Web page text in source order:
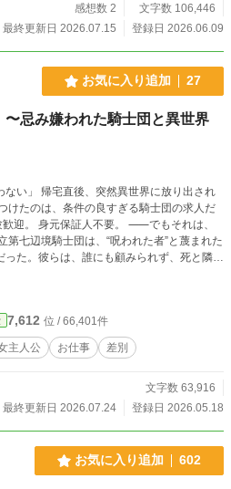
感想数 2
文字数 106,446
最終更新日 2026.07.15
登録日 2026.06.09
お気に入り追加 27
忌み嫌われた騎士団と異世界
放り出され
た。彼らは、誰にも顧みられず、死と隣り
まる救済と再生の物語。
7,612 位 / 66,401件
主人公 お仕事 差別
文字数 63,916
最終更新日 2026.07.24
登録日 2026.05.18
お気に入り追加 602